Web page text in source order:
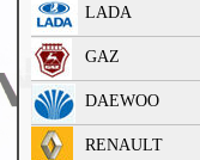
LADA
GAZ
DAEWOO
RENAULT